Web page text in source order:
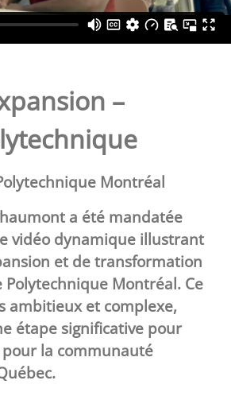
–
Montréal
a été mandatée
vidéo dynamique illustrant
et de transformation
Polytechnique Montréal. Ce
ambitieux et complexe,
étape significative pour
la communauté